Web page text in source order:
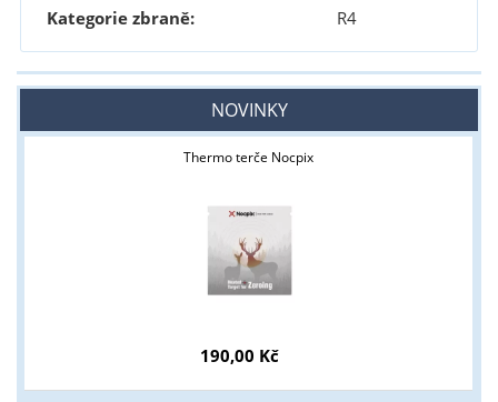
Kategorie zbraně:
R4
NOVINKY
Thermo terče Nocpix
190,00 Kč